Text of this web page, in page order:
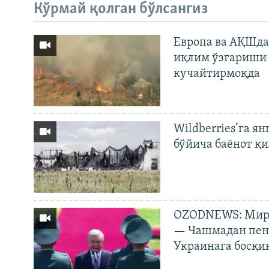
Кўрмай қолган бўлсангиз
Европа ва
иқлим ўзгариши
кучайтирмоқда
Wildberries’га
бўйича баёнот
OZODNEWS:
— Чашмадан
Украинага